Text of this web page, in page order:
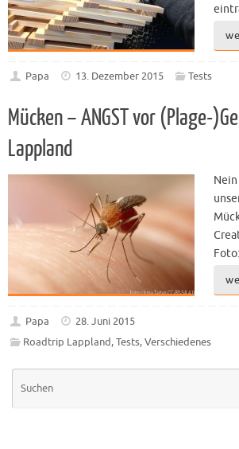
Papa 13. Dezember 2015 Tests
Mücken – ANGST vor (Plage-
Lappland
Papa
28. Juni 2015
Roadtrip Lappland,Tests,Verschiedenes